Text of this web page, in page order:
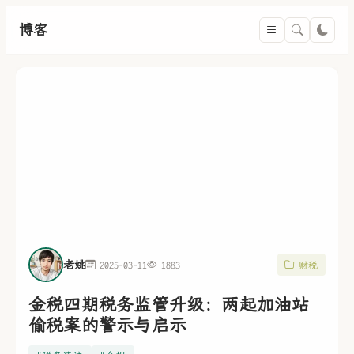
博客
老姚 2025-03-11 1883 财税
金税四期税务监管升级：两起加油站
偷税案的警示与启示